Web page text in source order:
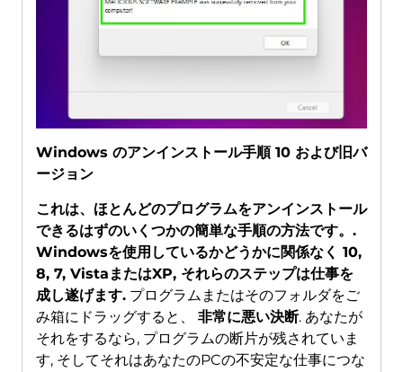
Windows のアンインストール手順 10 および旧バ
ージョン
これは、ほとんどのプログラムをアンインストール
できるはずのいくつかの簡単な手順の方法です。.
Windowsを使用しているかどうかに関係なく 10,
8, 7, VistaまたはXP, それらのステップは仕事を
成し遂げます.プログラムまたはそのフォルダをご
み箱にドラッグすると、 非常に悪い決断. あなたが
それをするなら, プログラムの断片が残されていま
す, そしてそれはあなたのPCの不安定な仕事につな